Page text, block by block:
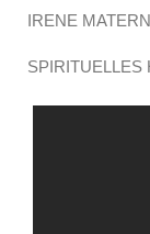
IRENE
SPIRITUELLES